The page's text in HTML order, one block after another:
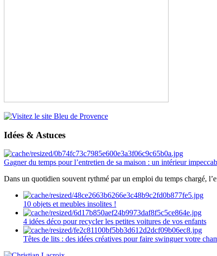
Idées & Astuces
Gagner du temps pour l’entretien de sa maison : un intérieur
Dans un quotidien souvent rythmé par un emploi du temps chargé,
10 objets et meubles insolites !
4 idées déco pour recycler les petites voitures de vos enfants
Têtes de lits : des idées créatives pour faire swinguer votre